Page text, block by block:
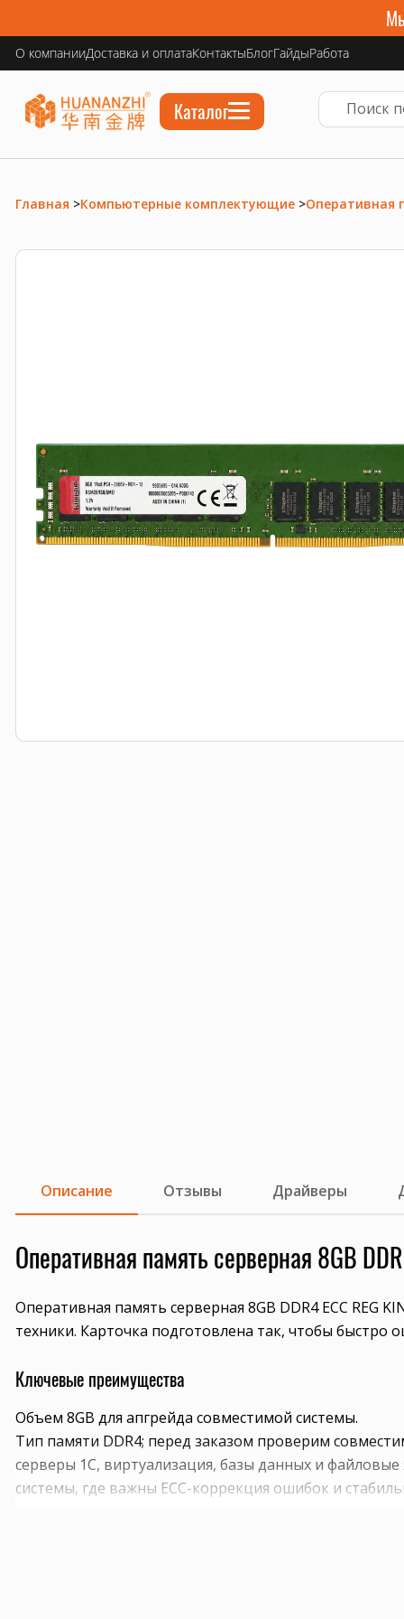
О компанииДоставка и оплатаКонтактыБлогГайдыРабота
Каталог
Главная >Компьютерные комплектующие >Оперативная
Описание Отзывы Драйверы
Оперативная память серверная 8GB
Оперативная память серверная 8GB DDR4 ECC REG
техники. Карточка подготовлена так, чтобы быстро
Ключевые преимущества
Объем 8GB для апгрейда совместимой системы.
Тип памяти DDR4; перед заказом проверим
серверы 1С, виртуализация, базы данных и
системы, где важны ECC-коррекция ошибок и